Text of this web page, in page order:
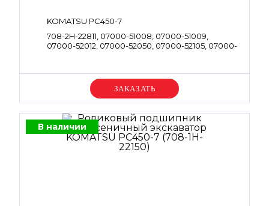
KOMATSU PC450-7
708-2H-22811, 07000-51008, 07000-51009,
07000-52012, 07000-52050, 07000-52105, 07000-
2G-15230, 708-2G-15310, 708-2H-25380, 07000-
A2105, 07000-A5190, 07000-B1008, 07000-
B1009, 07000-B2012, 07000-B2050, 07000-
B3038, 07002-61023, 07002-61423, 07002-62434,
702-16-58320, 720-1L-15430, 720-1L-15440, 07001-
01008, 07001-01009, 708-2G-15230, 708-2G-15310,
708-2H-22570, 708-2H-22570, 708-27-22811,
07002-61023, 07000-B2012, 07002-62434,
07000-A5190, 07002-61023, 07002-62434,
Уточняйте цену
В наличии